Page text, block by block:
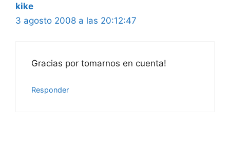
kike
3 agosto 2008 a las 20:12:47
Gracias por tomarnos en cuenta!
Responder